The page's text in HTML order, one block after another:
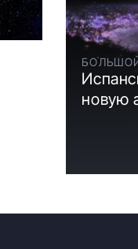
новую